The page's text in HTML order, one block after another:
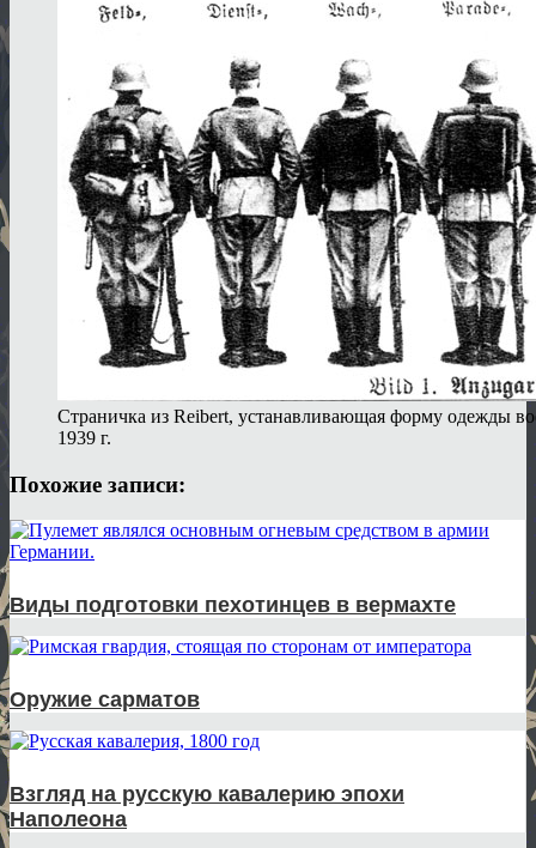
Страничка из Reibert, устанавливающая форму одежды
1939 г.
Похожие записи:
Виды подготовки пехотинцев в вермахте
Оружие сарматов
Взгляд на русскую кавалерию эпохи
Наполеона